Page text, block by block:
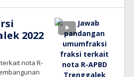
2022
nota R-